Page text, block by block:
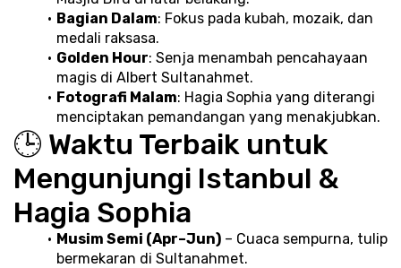
Bagian Dalam: Fokus pada kubah, mozaik, dan
medali raksasa.
Golden Hour: Senja menambah pencahayaan
magis di Albert Sultanahmet.
Fotografi Malam: Hagia Sophia yang diterangi
menciptakan pemandangan yang menakjubkan.
🕒 Waktu Terbaik untuk
Mengunjungi Istanbul &
Hagia Sophia
Musim Semi (Apr–Jun) – Cuaca sempurna, tulip
bermekaran di Sultanahmet.